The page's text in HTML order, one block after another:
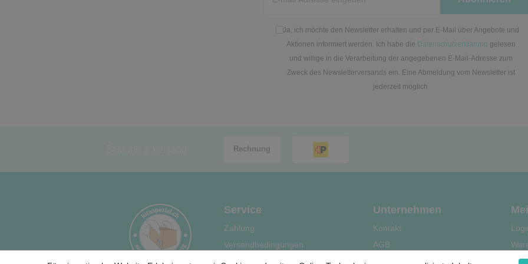
Ja, ich möchte den Newsletter erhalten und per E-Mail über Angebote und
Aktionen informiert werden. Ich habe die Datenschutzerklärung gelesen
und willige in die Verarbeitung der angegebenen E-Mail-Adresse zum
Zweck des Newsletterversands ein. Eine Abmeldung vom Newsletter ist
jederzeit möglich.
Service
Zahlung
Versandbedingungen
Hilfe
Unternehmen
Kontakt
AGB